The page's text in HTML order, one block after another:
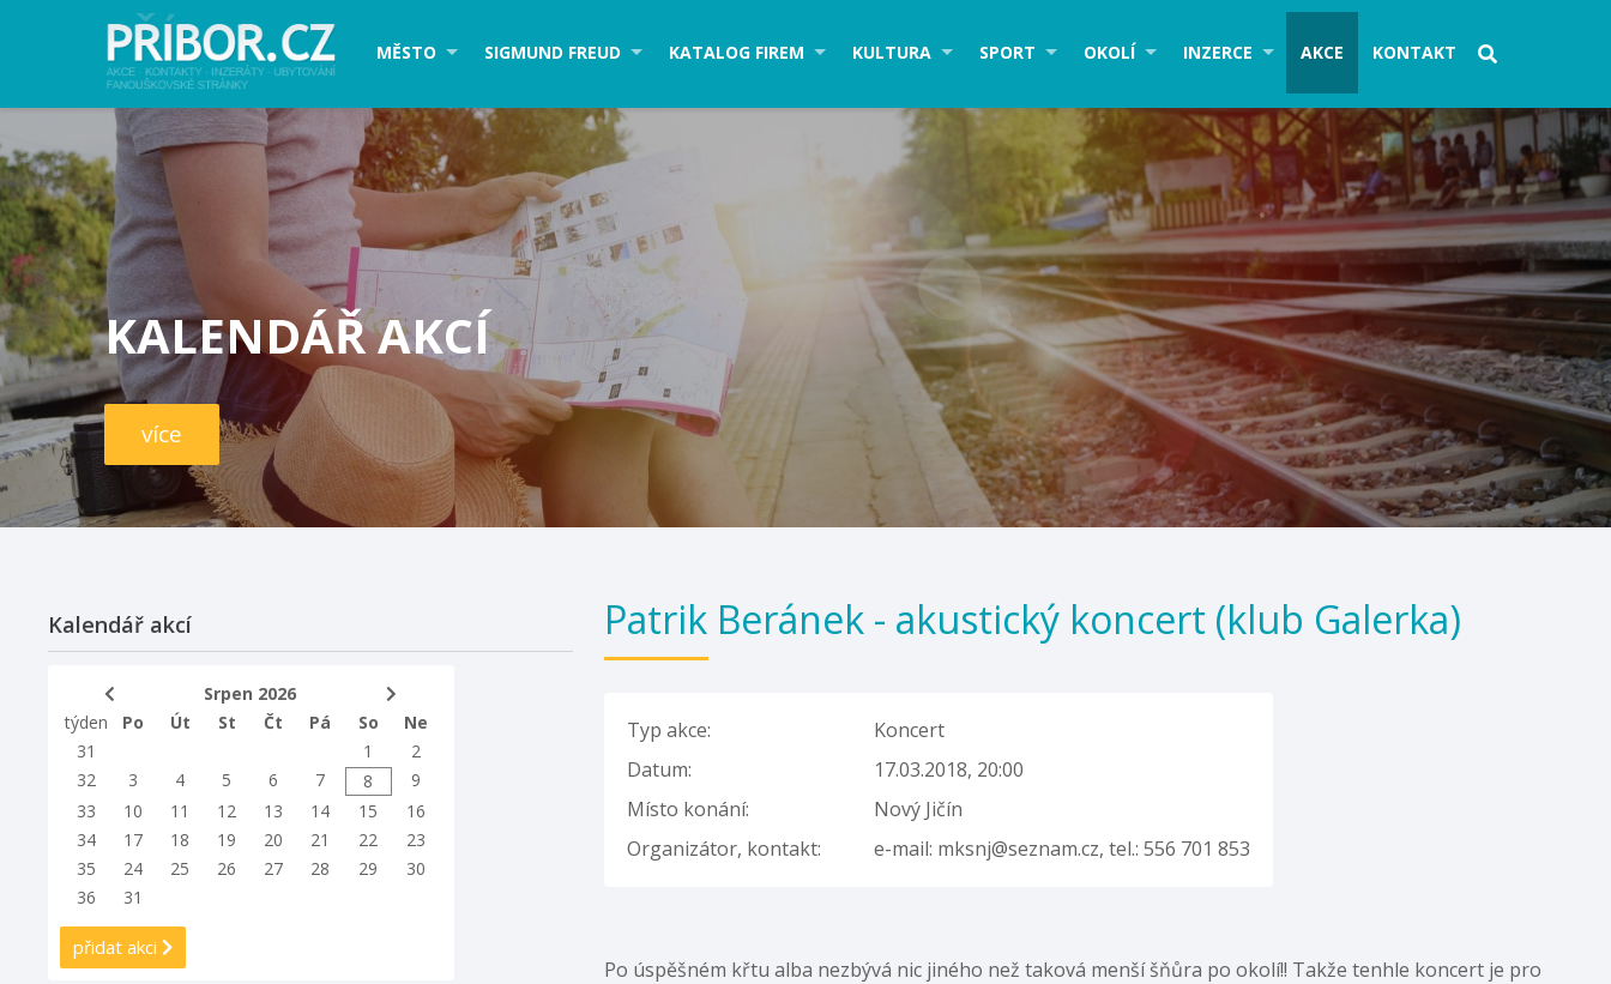
MĚSTO SIGMUND FREUD KATALOG FIREM KULTURA SPORT OKOLÍ INZERCE AKCE KONTAKT
KALENDÁŘ AKCÍ
více
Patrik Beránek - akustický koncert (klub Galerka)
Typ akce:
Koncert
Datum:
17.03.2018, 20:00
Místo konání:
Nový Jičín
Organizátor, kontakt:
e-mail: mksnj@seznam.cz, tel.: 556 701 853
Po úspěšném křtu alba nezbývá nic jiného než taková menší šňůra po okolí!! Takže tenhle koncert je pro
Kalendář akcí
Srpen 2026
týden
Po Út St Čt Pá So
Ne
31
1
2
32
3 4 5 6 7 8
9
33
10 11 12 13 14 15
16
34
17 18 19 20 21 22
23
35
24 25 26 27 28 29
30
36
31
přidat akci